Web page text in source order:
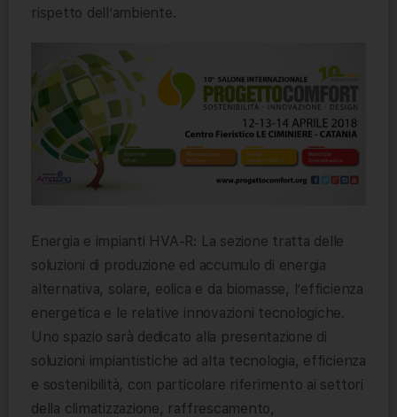
rispetto dell’ambiente.
Energia e impianti HVA-R: La sezione tratta delle
soluzioni di produzione ed accumulo di energia
alternativa, solare, eolica e da biomasse, l’efficienza
energetica e le relative innovazioni tecnologiche.
Uno spazio sarà dedicato alla presentazione di
soluzioni impiantistiche ad alta tecnologia, efficienza
e sostenibilità, con particolare riferimento ai settori
della climatizzazione, raffrescamento,